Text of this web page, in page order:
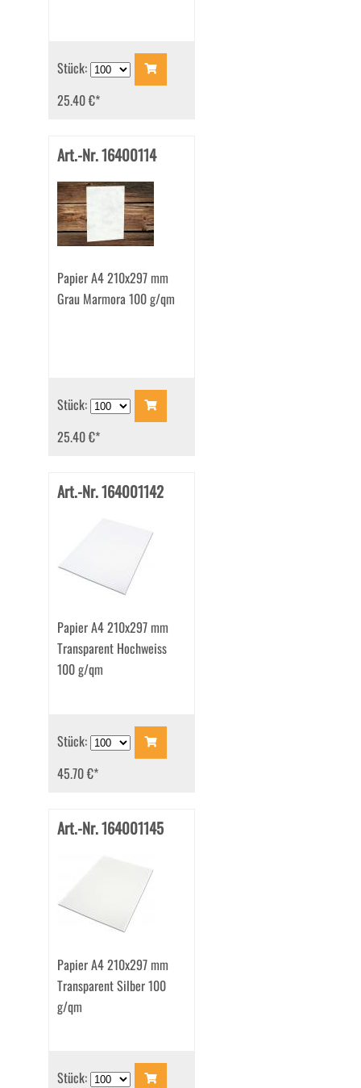
Stück:
25.40 €*
Art.-Nr. 16400114
Papier A4 210x297 mm
Grau Marmora 100 g/qm
Stück:
25.40 €*
Art.-Nr. 164001142
Papier A4 210x297 mm
Transparent Hochweiss
100 g/qm
Stück:
45.70 €*
Art.-Nr. 164001145
Papier A4 210x297 mm
Transparent Silber 100
g/qm
Stück: